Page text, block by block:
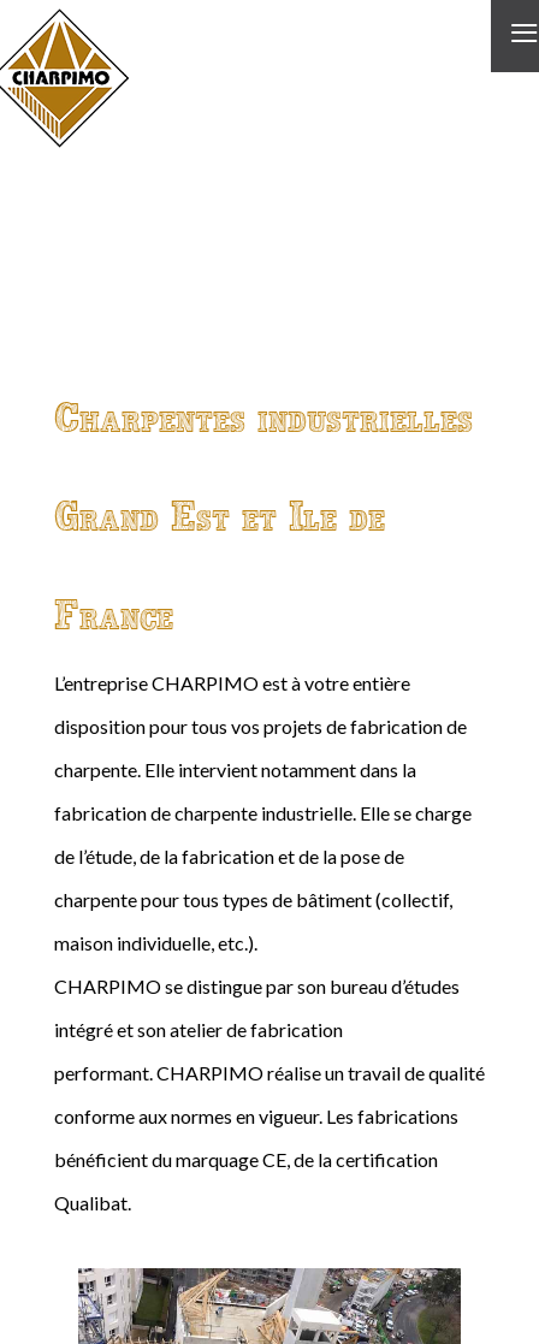
≡
Charpentes industrielles
Grand Est et Ile de
France
L’entreprise CHARPIMO est à votre entière
disposition pour tous vos projets de fabrication de
charpente. Elle intervient notamment dans la
fabrication de charpente industrielle. Elle se charge
de l’étude, de la fabrication et de la pose de
charpente pour tous types de bâtiment (collectif,
maison individuelle, etc.).
CHARPIMO se distingue par son bureau d’études
intégré et son atelier de fabrication
performant. CHARPIMO réalise un travail de qualité
conforme aux normes en vigueur. Les fabrications
bénéficient du marquage CE, de la certification
Qualibat.